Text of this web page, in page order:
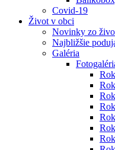
Covid-19
Život v obci
Novinky zo
Najbližšie
Galéria